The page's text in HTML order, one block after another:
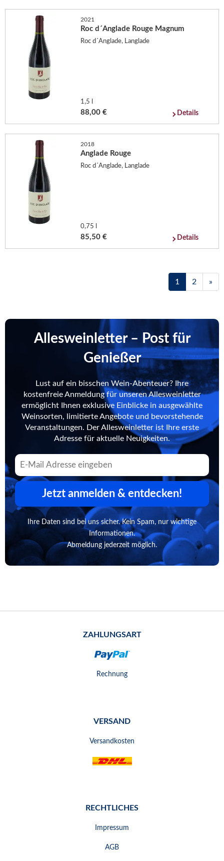
2021
Roc d´Anglade Rouge Magnum
Roc d´Anglade, Langlade
1,5 l
88,00 € Details
2018
Anglade Rouge
Roc d´Anglade, Langlade
0,75 l
85,50 € Details
1 2 »
Allesweinletter – Post für
Genießer
Lust auf ein bisschen Wein-Abenteuer? Ihre
kostenfreie Anmeldung für unseren Allesweinletter
ermöglicht Ihnen exklusive Einblicke in ausgewählte
Weinsorten, limitierte Angebote und bevorstehende
Veranstaltungen. Der Allesweinletter ist Ihre erste
Adresse für aktuelle Neuigkeiten.
Jetzt anmelden & entdecken!
Ihre Daten sind bei uns sicher. Kein Spam, nur wichtige
Informationen.
Abmeldung jederzeit möglich.
ZAHLUNGSART
Rechnung
VERSAND
Versandkosten
RECHTLICHES
Impressum
AGB